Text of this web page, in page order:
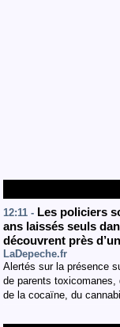
12:11 - Les policiers
ans laissés seuls
découvrent près
LaDepeche.fr
Alertés sur la présence
de parents
de la cocaïne, du